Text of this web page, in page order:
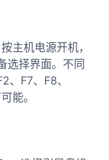
主机电源开机，
选择界面。不同
F7、F8、
能。